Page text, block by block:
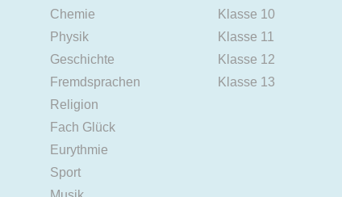
Chemie
Physik
Geschichte
Fremdsprachen
Religion
Fach Glück
Eurythmie
Sport
Klasse 10
Klasse 11
Klasse 12
Klasse 13